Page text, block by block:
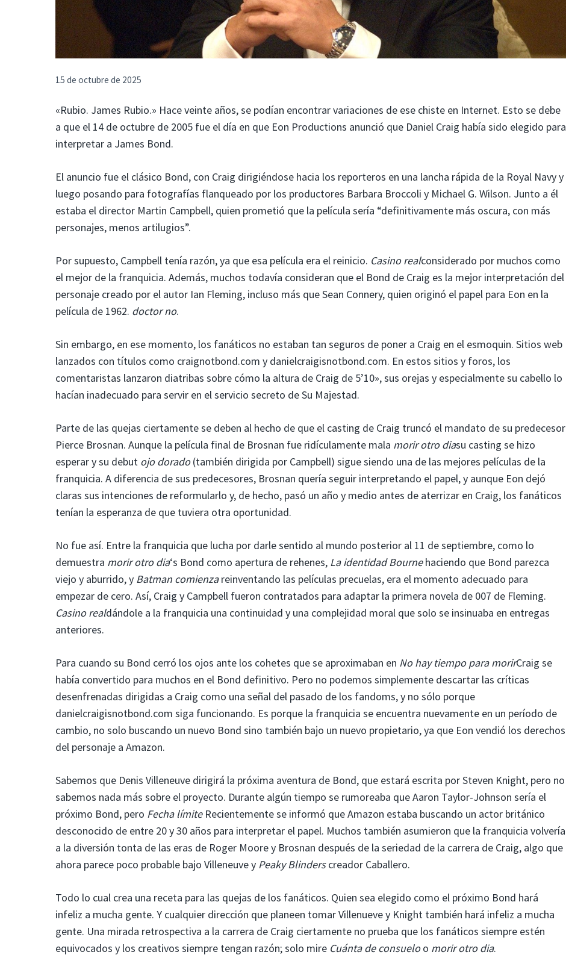
15 de octubre de 2025
«Rubio. James Rubio.» Hace veinte años, se podían encontrar variaciones de ese chiste en Internet. Esto se debe
a que el 14 de octubre de 2005 fue el día en que Eon Productions anunció que Daniel Craig había sido elegido para
interpretar a James Bond.
El anuncio fue el clásico Bond, con Craig dirigiéndose hacia los reporteros en una lancha rápida de la Royal Navy y
luego posando para fotografías flanqueado por los productores Barbara Broccoli y Michael G. Wilson. Junto a él
estaba el director Martin Campbell, quien prometió que la película sería “definitivamente más oscura, con más
personajes, menos artilugios”.
Por supuesto, Campbell tenía razón, ya que esa película era el reinicio. Casino realconsiderado por muchos como
el mejor de la franquicia. Además, muchos todavía consideran que el Bond de Craig es la mejor interpretación del
personaje creado por el autor Ian Fleming, incluso más que Sean Connery, quien originó el papel para Eon en la
película de 1962. doctor no.
Sin embargo, en ese momento, los fanáticos no estaban tan seguros de poner a Craig en el esmoquin. Sitios web
lanzados con títulos como craignotbond.com y danielcraigisnotbond.com. En estos sitios y foros, los
comentaristas lanzaron diatribas sobre cómo la altura de Craig de 5’10», sus orejas y especialmente su cabello lo
hacían inadecuado para servir en el servicio secreto de Su Majestad.
Parte de las quejas ciertamente se deben al hecho de que el casting de Craig truncó el mandato de su predecesor
Pierce Brosnan. Aunque la película final de Brosnan fue ridículamente mala morir otro diasu casting se hizo
esperar y su debut ojo dorado(también dirigida por Campbell) sigue siendo una de las mejores películas de la
franquicia. A diferencia de sus predecesores, Brosnan quería seguir interpretando el papel, y aunque Eon dejó
claras sus intenciones de reformularlo y, de hecho, pasó un año y medio antes de aterrizar en Craig, los fanáticos
tenían la esperanza de que tuviera otra oportunidad.
No fue así. Entre la franquicia que lucha por darle sentido al mundo posterior al 11 de septiembre, como lo
demuestra morir otro dia‘s Bond como apertura de rehenes, La identidad Bournehaciendo que Bond parezca
viejo y aburrido, y Batman comienzareinventando las películas precuelas, era el momento adecuado para
empezar de cero. Así, Craig y Campbell fueron contratados para adaptar la primera novela de 007 de Fleming.
Casino realdándole a la franquicia una continuidad y una complejidad moral que solo se insinuaba en entregas
anteriores.
Para cuando su Bond cerró los ojos ante los cohetes que se aproximaban en No hay tiempo para morirCraig se
había convertido para muchos en el Bond definitivo. Pero no podemos simplemente descartar las críticas
desenfrenadas dirigidas a Craig como una señal del pasado de los fandoms, y no sólo porque
danielcraigisnotbond.com siga funcionando. Es porque la franquicia se encuentra nuevamente en un período de
cambio, no solo buscando un nuevo Bond sino también bajo un nuevo propietario, ya que Eon vendió los derechos
del personaje a Amazon.
Sabemos que Denis Villeneuve dirigirá la próxima aventura de Bond, que estará escrita por Steven Knight, pero no
sabemos nada más sobre el proyecto. Durante algún tiempo se rumoreaba que Aaron Taylor-Johnson sería el
próximo Bond, pero Fecha límiteRecientemente se informó que Amazon estaba buscando un actor británico
desconocido de entre 20 y 30 años para interpretar el papel. Muchos también asumieron que la franquicia volvería
a la diversión tonta de las eras de Roger Moore y Brosnan después de la seriedad de la carrera de Craig, algo que
ahora parece poco probable bajo Villeneuve y Peaky Blinderscreador Caballero.
Todo lo cual crea una receta para las quejas de los fanáticos. Quien sea elegido como el próximo Bond hará
infeliz a mucha gente. Y cualquier dirección que planeen tomar Villenueve y Knight también hará infeliz a mucha
gente. Una mirada retrospectiva a la carrera de Craig ciertamente no prueba que los fanáticos siempre estén
equivocados y los creativos siempre tengan razón; solo mire Cuánta de consueloo morir otro dia.